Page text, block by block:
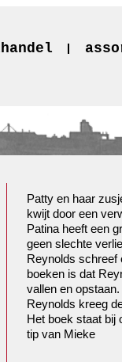
Patty en haar
kwijt door een
Patina heeft een
geen slechte
Reynolds schreef
boeken is dat
vallen en opstaan.
Reynolds kreeg
Het boek staat bij
tip van Mieke